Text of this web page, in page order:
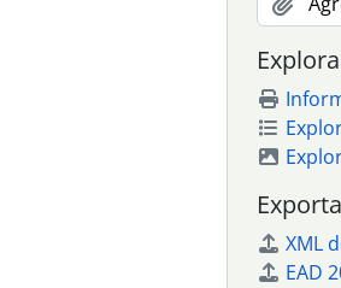
de Empresa
de Empresa
de Empresa
de Empresa
de Empresa
de Empresa
de Empresa
de Empresa
de Empresa
de Empresa
XML
EAD